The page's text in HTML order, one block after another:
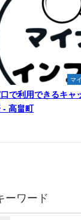
マ
で利用できるキャ
- 高畠町
ーワード